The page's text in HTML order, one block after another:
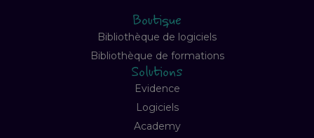
Boutique
Bibliothèque de logiciels
Bibliothèque de formations
Solutions
Evidence
Logiciels
Academy